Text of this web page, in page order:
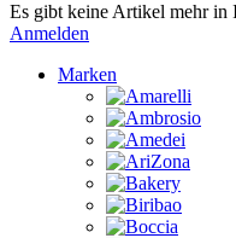
Es gibt keine Artikel mehr in
Anmelden
Marken